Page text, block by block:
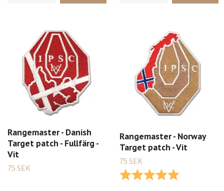
Rangemaster - Danish
Target patch - Fullfärg -
Vit
75 SEK
Rangemaster - Norway
Target patch - Vit
75 SEK
Betyg: